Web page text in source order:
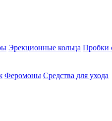
Эрекционные кольца Пробки
Феромоны Средства для ухода